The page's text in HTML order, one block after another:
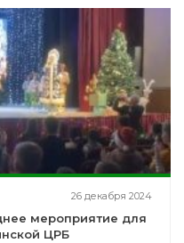
26 декабря 2024
мероприятие для
ЦРБ